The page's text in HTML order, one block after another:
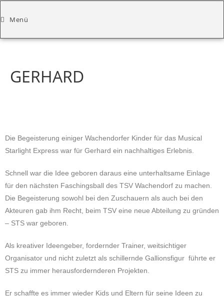
Menü
GERHARD
Die Begeisterung einiger Wachendorfer Kinder für das Musical
Starlight Express war für Gerhard ein nachhaltiges Erlebnis.
Schnell war die Idee geboren daraus eine unterhaltsame Einlage
für den nächsten Faschingsball des TSV Wachendorf zu machen.
Die Begeisterung sowohl bei den Zuschauern als auch bei den
Akteuren gab ihm Recht, beim TSV eine neue Abteilung zu gründen
– STS war geboren.
Als kreativer Ideengeber, fordernder Trainer, weitsichtiger
Organisator und nicht zuletzt als schillernde Gallionsfigur führte er
STS zu immer herausfordernderen Projekten.
Er schaffte es immer wieder Kids und Eltern für seine Ideen zu